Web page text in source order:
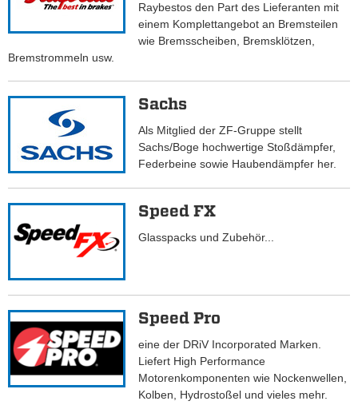
Raybestos den Part des Lieferanten mit
einem Komplettangebot an Bremsteilen
wie Bremsscheiben, Bremsklötzen,
Bremstrommeln usw.
Sachs
Als Mitglied der ZF-Gruppe stellt
Sachs/Boge hochwertige Stoßdämpfer,
Federbeine sowie Haubendämpfer her.
Speed FX
Glasspacks und Zubehör...
Speed Pro
eine der DRiV Incorporated Marken.
Liefert High Performance
Motorenkomponenten wie Nockenwellen,
Kolben, Hydrostoßel und vieles mehr.